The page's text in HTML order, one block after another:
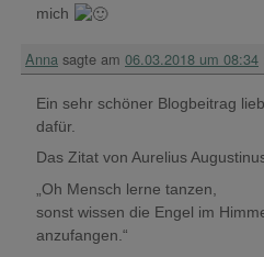
mich
Anna sagte am 06.03.2018 um 08:34
Ein sehr schöner Blogbeitrag
dafür.
Das Zitat von Aurelius
„Oh Mensch lerne tanzen,
sonst wissen die Engel im
anzufangen.“